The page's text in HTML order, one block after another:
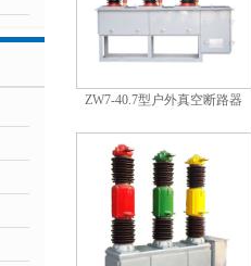
ZW7-40.7型户外真空断路器